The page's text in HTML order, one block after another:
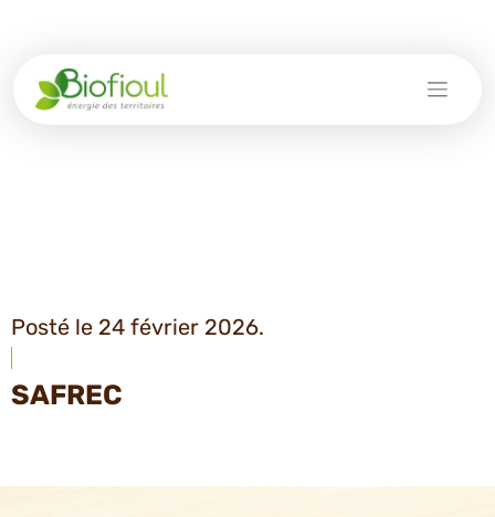
Posté le 24 février 2026.
SAFREC